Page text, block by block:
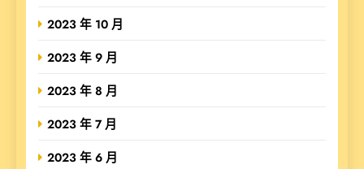
2023 年 10 月
2023 年 9 月
2023 年 8 月
2023 年 7 月
2023 年 6 月